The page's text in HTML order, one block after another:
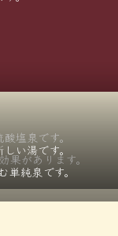
塩泉です。
果があります。
しい湯です。
単純泉です。